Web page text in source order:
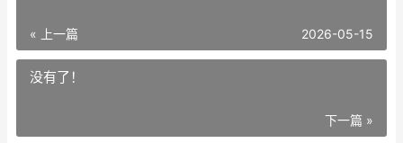
« 上一篇 2026-05-15
没有了！
下一篇 »